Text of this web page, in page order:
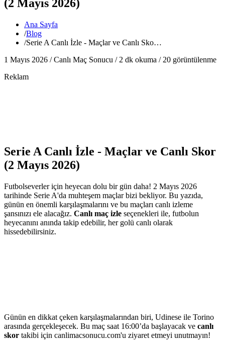
(2 Mayıs 2026)
Ana Sayfa
/Blog
/Serie A Canlı İzle - Maçlar ve Canlı Sko…
1 Mayıs 2026 /Canlı Maç Sonucu / 2 dk okuma / 20 görüntülenme
Reklam
Serie A Canlı İzle - Maçlar ve Canlı Skor
(2 Mayıs 2026)
Futbolseverler için heyecan dolu bir gün daha! 2 Mayıs 2026
tarihinde Serie A'da muhteşem maçlar bizi bekliyor. Bu yazıda,
günün en önemli karşılaşmalarını ve bu maçları canlı izleme
şansınızı ele alacağız. Canlı maç izle seçenekleri ile, futbolun
heyecanını anında takip edebilir, her golü canlı olarak
hissedebilirsiniz.
Günün en dikkat çeken karşılaşmalarından biri, Udinese ile Torino
arasında gerçekleşecek. Bu maç saat 16:00’da başlayacak ve canlı
skor takibi için canlimacsonucu.com'u ziyaret etmeyi unutmayın!